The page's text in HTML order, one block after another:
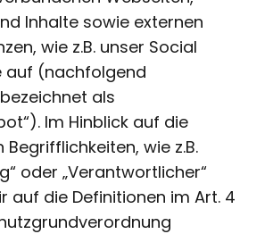
Inhalte sowie externen
wie z.B. unser Social
auf (nachfolgend
als
Im Hinblick auf die
wie z.B.
oder „Verantwortlicher“
auf die Definitionen im Art. 4